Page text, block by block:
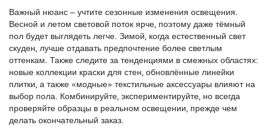
Важный нюанс – учтите сезонные изменения освещения.
Весной и летом световой поток ярче, поэтому даже тёмный
пол будет выглядеть легче. Зимой, когда естественный свет
скуден, лучше отдавать предпочтение более светлым
оттенкам. Также следите за тенденциями в смежных областях:
новые коллекции краски для стен, обновлённые линейки
плитки, а также «модные» текстильные аксессуары влияют на
выбор пола. Комбинируйте, экспериментируйте, но всегда
проверяйте образцы в реальном освещении, прежде чем
делать окончательный заказ.